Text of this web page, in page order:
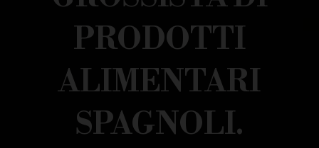
PRODOTTI
ALIMENTARI
SPAGNOLI.